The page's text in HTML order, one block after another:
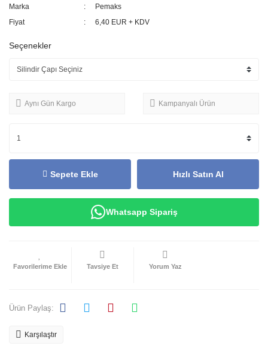
Marka
Pemaks
Fiyat
6,40 EUR + KDV
Seçenekler
Aynı Gün Kargo Kampanyalı Ürün
Sepete Ekle Hızlı Satın Al
Whatsapp Sipariş
Tavsiye Et Yorum Yaz
Ürün Paylaş:
Karşılaştır